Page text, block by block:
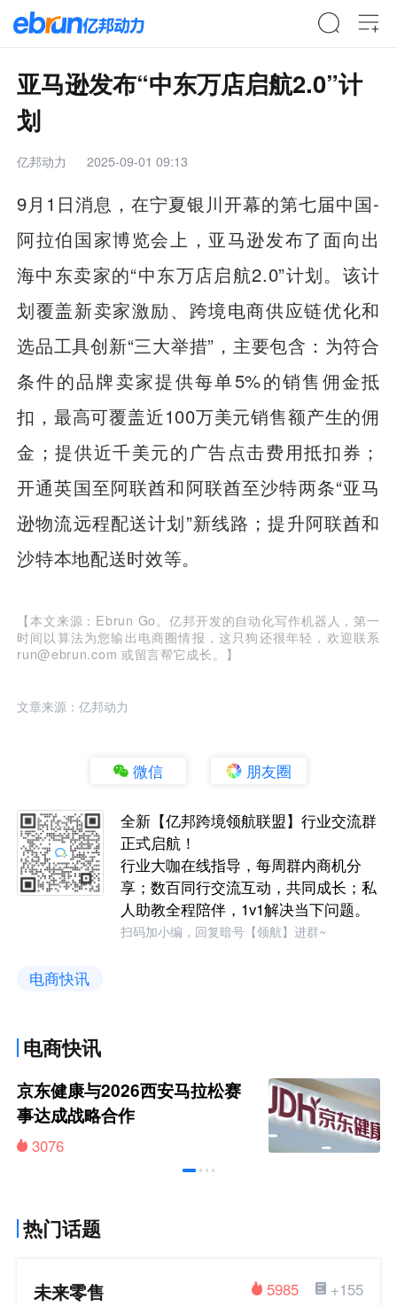
亚马逊发布“中东万店启航2.0”计
划
亿邦动力 2025-09-01 09:13
9月1日消息，在宁夏银川开幕的第七届中国-
阿拉伯国家博览会上，亚马逊发布了面向出
海中东卖家的“中东万店启航2.0”计划。该计
划覆盖新卖家激励、跨境电商供应链优化和
选品工具创新“三大举措”，主要包含：为符合
条件的品牌卖家提供每单5%的销售佣金抵
扣，最高可覆盖近100万美元销售额产生的佣
金；提供近千美元的广告点击费用抵扣券；
开通英国至阿联酋和阿联酋至沙特两条“亚马
逊物流远程配送计划”新线路；提升阿联酋和
沙特本地配送时效等。
【本文来源：Ebrun Go。亿邦开发的自动化写作机器人，第一
时间以算法为您输出电商圈情报，这只狗还很年轻，欢迎联系
run@ebrun.com 或留言帮它成长。】
文章来源：亿邦动力
微信 朋友圈
全新【亿邦跨境领航联盟】行业交流群
正式启航！
行业大咖在线指导，每周群内商机分
享；数百同行交流互动，共同成长；私
人助教全程陪伴，1v1解决当下问题。
扫码加小编，回复暗号【领航】进群~
电商快讯
电商快讯
京东健康与2026西安马拉松赛
事达成战略合作
3076
热门话题
未来零售 +155
5985